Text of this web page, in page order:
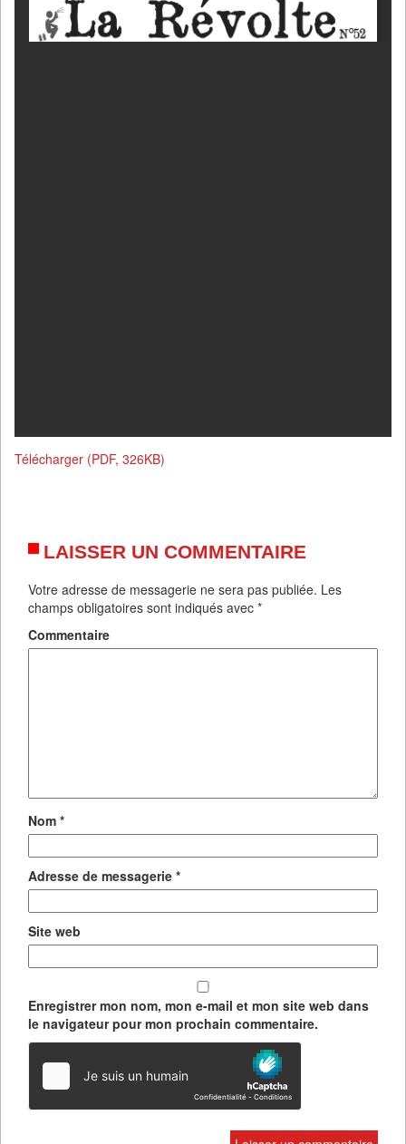
Télécharger (PDF, 326KB)
LAISSER UN COMMENTAIRE
Votre adresse de messagerie ne sera pas publiée. Les
champs obligatoires sont indiqués avec *
Commentaire
Nom *
Adresse de messagerie *
Site web
Enregistrer mon nom, mon e-mail et mon site web dans
le navigateur pour mon prochain commentaire.